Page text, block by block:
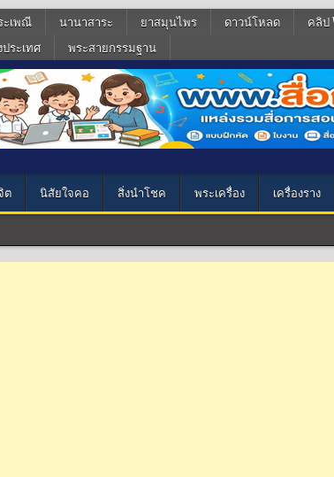
ะเพณี นานาสาระ ยาสมุนไพร ดาวน์โหลด คลิป
ระเทศ พระสายกรรมฐาน
ต นิสัยใจคอ สิ่งนำโชค พระเครื่อง เครื่องราง